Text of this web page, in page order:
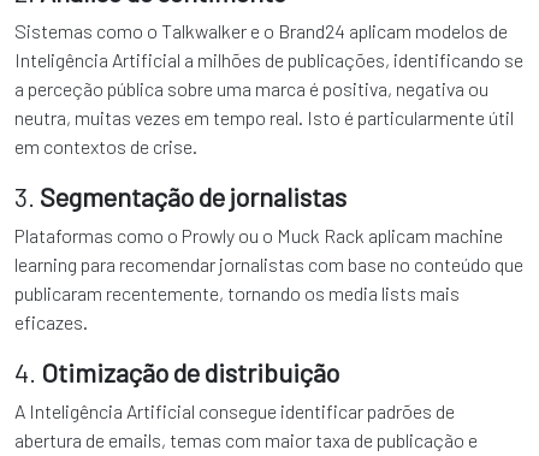
Sistemas como o Talkwalker e o Brand24 aplicam modelos de
Inteligência Artificial a milhões de publicações, identificando se
a perceção pública sobre uma marca é positiva, negativa ou
neutra, muitas vezes em tempo real. Isto é particularmente útil
em contextos de crise.
3. Segmentação de jornalistas
Plataformas como o Prowly ou o Muck Rack aplicam machine
learning para recomendar jornalistas com base no conteúdo que
publicaram recentemente, tornando os media lists mais
eficazes.
4. Otimização de distribuição
A Inteligência Artificial consegue identificar padrões de
abertura de emails, temas com maior taxa de publicação e